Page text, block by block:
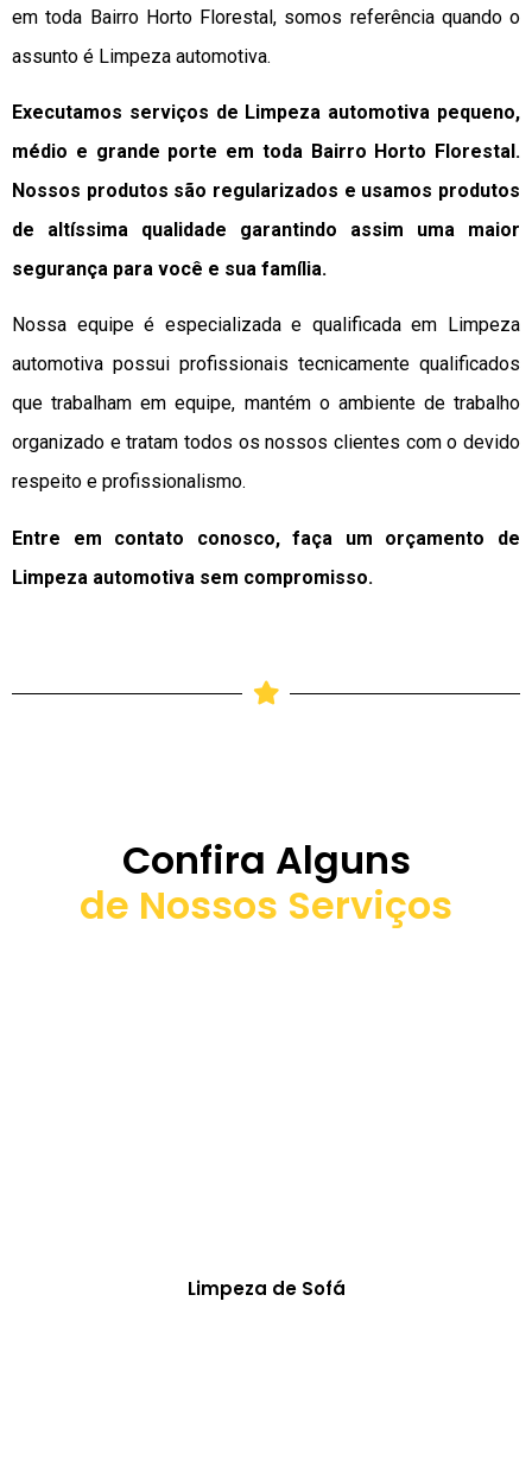
em toda Bairro Horto Florestal, somos referência quando o
assunto é Limpeza automotiva.
Executamos serviços de Limpeza automotiva pequeno,
médio e grande porte em toda Bairro Horto Florestal.
Nossos produtos são regularizados e usamos produtos
de altíssima qualidade garantindo assim uma maior
segurança para você e sua família.
Nossa equipe é especializada e qualificada em Limpeza
automotiva possui profissionais tecnicamente qualificados
que trabalham em equipe, mantém o ambiente de trabalho
organizado e tratam todos os nossos clientes com o devido
respeito e profissionalismo.
Entre em contato conosco, faça um orçamento de
Limpeza automotiva sem compromisso.
Confira Alguns
de Nossos Serviços
Limpeza de Sofá